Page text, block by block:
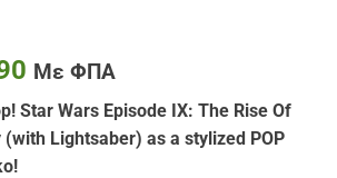
Η
τρέχουσα
τιμή
είναι:
Με ΦΠΑ
Star Wars Episode IX: The Rise Of
(with Lightsaber) as a stylized POP